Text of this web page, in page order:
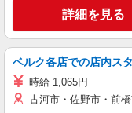
詳細を見る
ベルク各店での店内ス
時給 1,065円
古河市・佐野市・前